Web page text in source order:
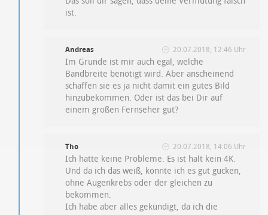
ist.
Andreas 20.07.2018, 12:46 Uhr
Im Grunde ist mir auch egal, welche
Bandbreite benötigt wird. Aber anscheinend
schaffen sie es ja nicht damit ein gutes Bild
hinzubekommen. Oder ist das bei Dir auf
einem großen Fernseher gut?
Tho 20.07.2018, 14:06 Uhr
Ich hatte keine Probleme. Es ist halt kein 4K.
Und da ich das weiß, konnte ich es gut gucken,
ohne Augenkrebs oder der gleichen zu
bekommen.
Ich habe aber alles gekündigt, da ich die